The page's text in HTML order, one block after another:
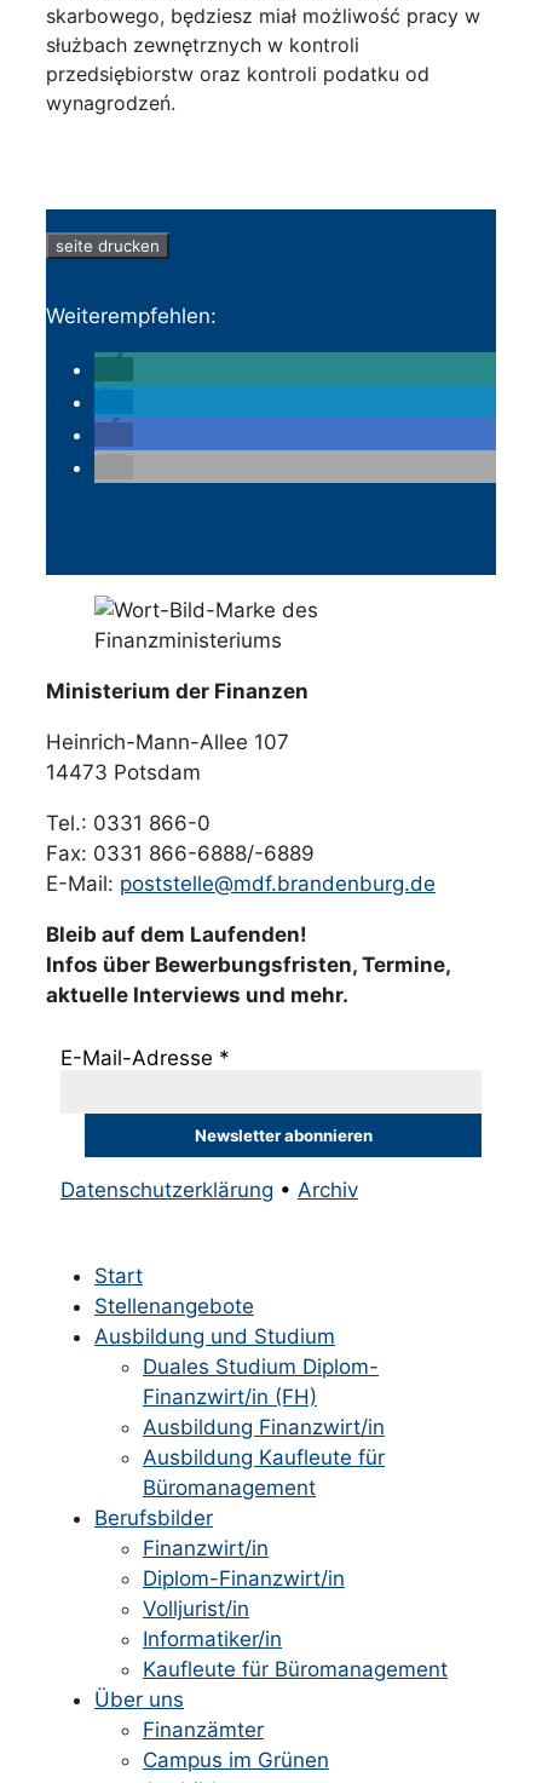
skarbowego, będziesz miał możliwość pracy w
służbach zewnętrznych w kontroli
przedsiębiorstw oraz kontroli podatku od
wynagrodzeń.
seite drucken
Weiterempfehlen:
Ministerium der Finanzen
Heinrich-Mann-Allee 107
14473 Potsdam
Tel.: 0331 866-0
Fax: 0331 866-6888/-6889
E-Mail: poststelle@mdf.brandenburg.de
Bleib auf dem Laufenden!
Infos über Bewerbungsfristen, Termine,
aktuelle Interviews und mehr.
E-Mail-Adresse *
Datenschutzerklärung • Archiv
Start
Stellenangebote
Ausbildung und Studium
Duales Studium Diplom-
Finanzwirt/in (FH)
Ausbildung Finanzwirt/in
Ausbildung Kaufleute für
Büromanagement
Berufsbilder
Finanzwirt/in
Diplom-Finanzwirt/in
Volljurist/in
Informatiker/in
Kaufleute für Büromanagement
Über uns
Finanzämter
Campus im Grünen